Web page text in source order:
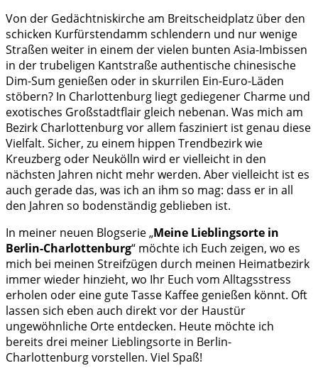
Von der Gedächtniskirche am Breitscheidplatz über den
schicken Kurfürstendamm schlendern und nur wenige
Straßen weiter in einem der vielen bunten Asia-Imbissen
in der trubeligen Kantstraße authentische chinesische
Dim-Sum genießen oder in skurrilen Ein-Euro-Läden
stöbern? In Charlottenburg liegt gediegener Charme und
exotisches Großstadtflair gleich nebenan. Was mich am
Bezirk Charlottenburg vor allem fasziniert ist genau diese
Vielfalt. Sicher, zu einem hippen Trendbezirk wie
Kreuzberg oder Neukölln wird er vielleicht in den
nächsten Jahren nicht mehr werden. Aber vielleicht ist es
auch gerade das, was ich an ihm so mag: dass er in all
den Jahren so bodenständig geblieben ist.
In meiner neuen Blogserie „Meine Lieblingsorte in
Berlin-Charlottenburg“ möchte ich Euch zeigen, wo es
mich bei meinen Streifzügen durch meinen Heimatbezirk
immer wieder hinzieht, wo Ihr Euch vom Alltagsstress
erholen oder eine gute Tasse Kaffee genießen könnt. Oft
lassen sich eben auch direkt vor der Haustür
ungewöhnliche Orte entdecken. Heute möchte ich
bereits drei meiner Lieblingsorte in Berlin-
Charlottenburg vorstellen. Viel Spaß!